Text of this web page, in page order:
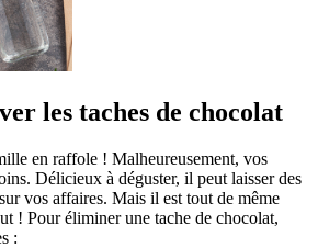
les taches de chocolat
en raffole ! Malheureusement, vos
Délicieux à déguster, il peut laisser des
vos affaires. Mais il est tout de même
! Pour éliminer une tache de chocolat,
: